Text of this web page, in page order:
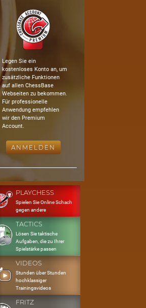
Legen Sie ein
kostenloses Konto an, um
zusätzliche Funktionen
auf allen ChessBase
Webseiten zu bekommen.
Für professionelle
Anwendung empfehlen
wir den Premium
Account.
ANMELDEN
PLAYCHESS
Spielen Sie Online Schach
gegen andere
TACTICS
Lösen Sie taktische
Aufgaben, die zu Ihrer
Spielstärke passen
VIDEOS
Stunden über Stunden
hochklassiger
Trainingsvideos
FRITZ